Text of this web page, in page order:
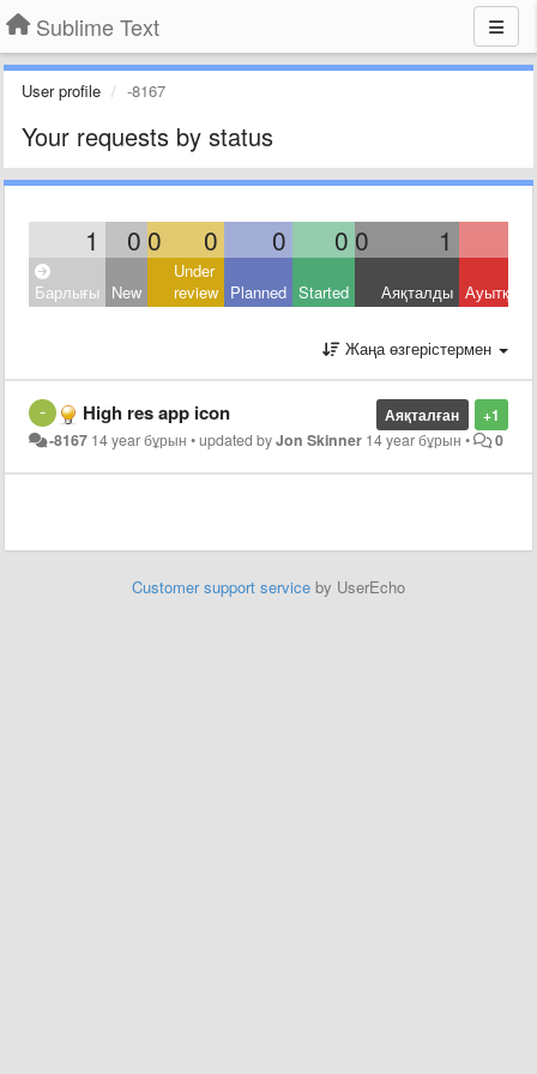
Sublime Text
User profile -8167
Your requests by status
1 0 0 0 0 0 0 1
Барлығы New
Under
review Planned Started Аяқталды
Жаңа өзгерістермен
+1
Аяқталған
High res app icon
-8167 14 year бұрын •updated byJon Skinner 14 year бұрын • 0
Customer support service by UserEcho